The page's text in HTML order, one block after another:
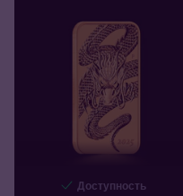
Доступность